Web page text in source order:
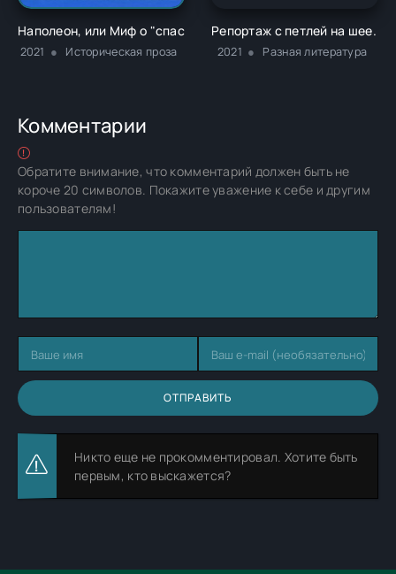
Наполеон, или Миф о "спасителе" - Жан Тюлар
2021 Историческая проза
Репортаж с петлей на шее.
2021 Разная литература
Комментарии
Обратите внимание, что комментарий должен быть не
короче 20 символов. Покажите уважение к себе и другим
пользователям!
ОТПРАВИТЬ
Никто еще не прокомментировал. Хотите быть
первым, кто выскажется?